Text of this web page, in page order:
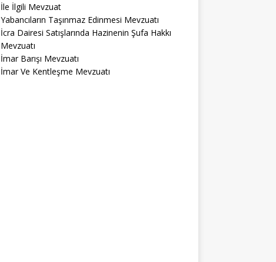
İle İlgili Mevzuat
Yabancıların Taşınmaz Edinmesi Mevzuatı
İcra Dairesi Satışlarında Hazinenin Şufa Hakkı
Mevzuatı
İmar Barışı Mevzuatı
İmar Ve Kentleşme Mevzuatı